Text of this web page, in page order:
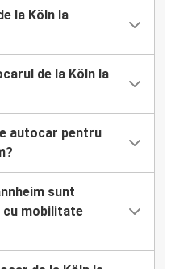
la Köln la
de la Köln la
autocar pentru
sunt
cu mobilitate